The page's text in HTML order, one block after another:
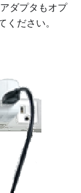
ダプタもオプ
ださい。